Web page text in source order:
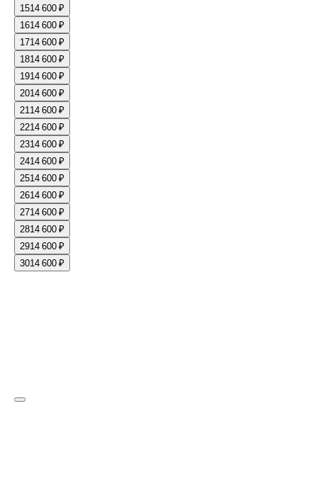
1514 600 ₽
1614 600 ₽
1714 600 ₽
1814 600 ₽
1914 600 ₽
2014 600 ₽
2114 600 ₽
2214 600 ₽
2314 600 ₽
2414 600 ₽
2514 600 ₽
2614 600 ₽
2714 600 ₽
2814 600 ₽
2914 600 ₽
3014 600 ₽